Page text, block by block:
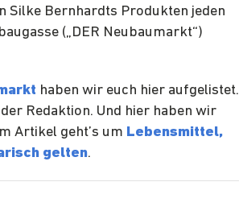
Silke Bernhardts Produkten jeden
(„DER Neubaumarkt“)
haben wir euch hier aufgelistet.
der Redaktion. Und hier haben wir
Artikel geht’s um Lebensmittel,
gelten.